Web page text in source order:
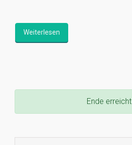
Weiterlesen
Ende erreicht